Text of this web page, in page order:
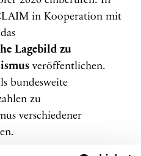
in Kooperation mit
das
Lagebild zu
veröffentlichen.
bundesweite
zu
verschiedener